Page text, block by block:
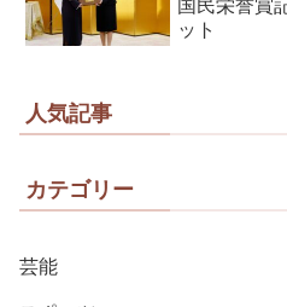
国民栄誉賞
ット
人気記事
カテゴリー
芸能